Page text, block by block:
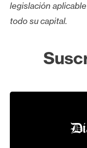
legislación
todo su capital.